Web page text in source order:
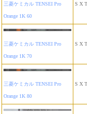
三菱ケミカル TENSEI Pro
Orange 1K 60
S X
三菱ケミカル TENSEI Pro
Orange 1K 70
S X
三菱ケミカル TENSEI Pro
Orange 1K 80
S X